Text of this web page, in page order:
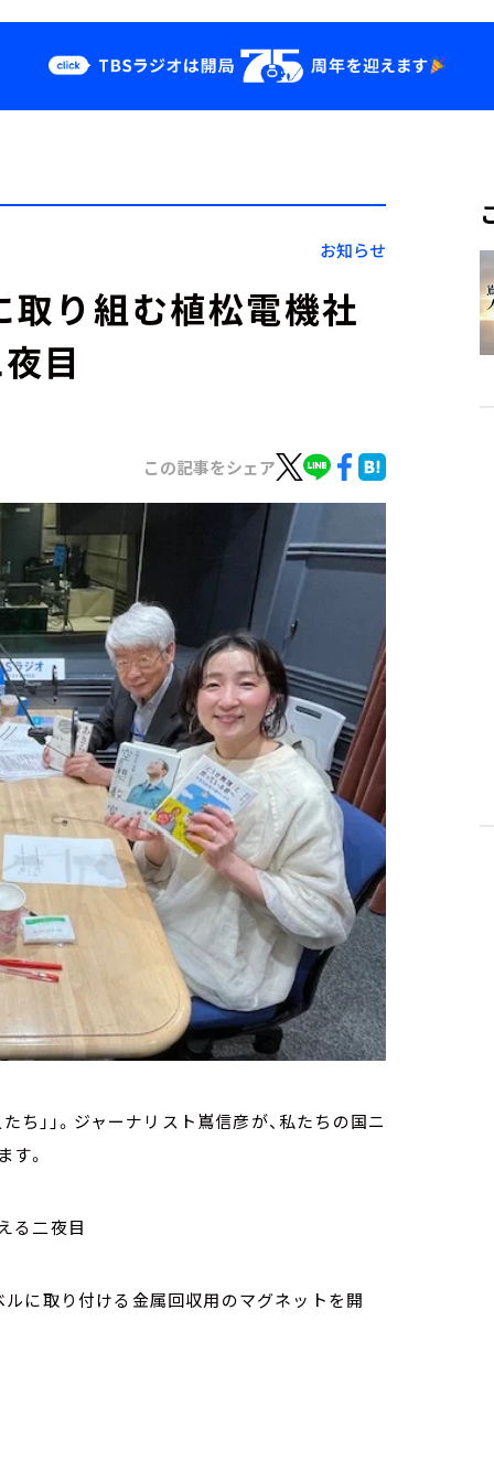
YouTube
お知らせ
取り組む植松電機社
目
この記事をシェア
」」。ジャーナリスト嶌信彦が、私たちの国ニ
。
る二夜目
に取り付ける金属回収用のマグネットを開